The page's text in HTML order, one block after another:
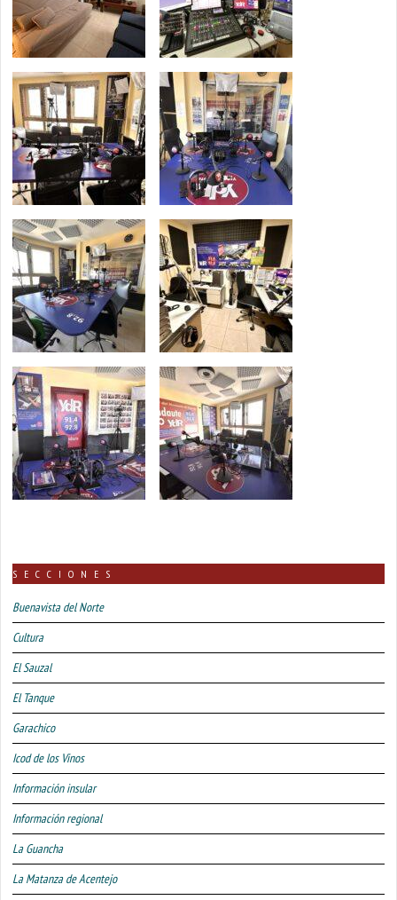
SECCIONES
Buenavista del Norte
Cultura
El Sauzal
El Tanque
Garachico
Icod de los Vinos
Información insular
Información regional
La Guancha
La Matanza de Acentejo